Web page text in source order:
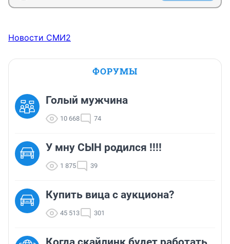
Новости СМИ2
ФОРУМЫ
Голый мужчина
10 668 74
У мну СЫН родился !!!!
1 875 39
Купить вица с аукциона?
45 513 301